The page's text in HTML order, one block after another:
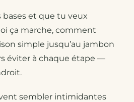
bases et que tu veux
ça marche, comment
simple jusqu’au jambon
éviter à chaque étape —
sembler intimidantes